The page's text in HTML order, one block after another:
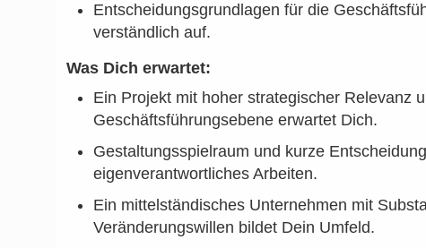
Entscheidungsgrundlagen für die
verständlich auf.
Was Dich erwartet:
Ein Projekt mit hoher strategischer Relevanz
Geschäftsführungsebene erwartet Dich.
Gestaltungsspielraum und kurze
eigenverantwortliches Arbeiten.
Ein mittelständisches Unternehmen mit
Veränderungswillen bildet Dein Umfeld.